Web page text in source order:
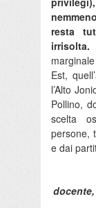
resta
irrisolta.
Est,
l’Alto
Pollino,
scelta
persone,
e dai